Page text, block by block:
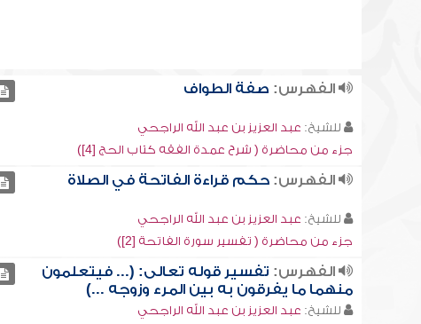
الفهرس: صفة الطواف
للشيخ: عبد العزيز بن عبد الله الراجحي
جزء من محاضرة ( شرح عمدة الفقه كتاب الحج [4])
الفهرس:حكم قراءة الفاتحة في الصلاة
للشيخ: عبد العزيز بن عبد الله الراجحي
جزء من محاضرة ( تفسير سورة الفاتحة [2])
الفهرس: تفسير قوله تعالى: (... فيتعلمون
منهما ما يفرقون به بين المرء وزوجه ...)
للشيخ: عبد العزيز بن عبد الله الراجحي